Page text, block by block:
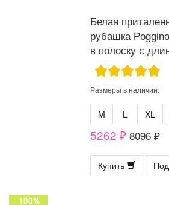
Белая
рубашка
в полоску с
Размеры в наличии:
M L XL
5262 ₽ 8096 ₽
Купить